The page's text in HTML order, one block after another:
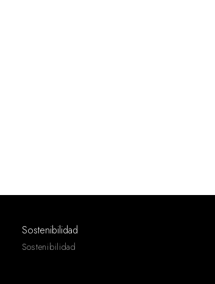
Sostenibilidad
Sostenibilidad